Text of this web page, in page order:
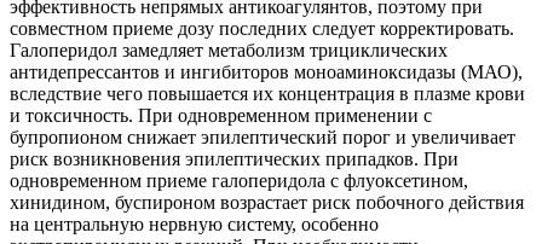
эффективность непрямых антикоагулянтов, поэтому при
совместном приеме дозу последних следует корректировать.
Галоперидол замедляет метаболизм трициклических
антидепрессантов и ингибиторов моноаминоксидазы (МАО),
вследствие чего повышается их концентрация в плазме крови
и токсичность. При одновременном применении с
бупропионом снижает эпилептический порог и увеличивает
риск возникновения эпилептических припадков. При
одновременном приеме галоперидола с флуоксетином,
хинидином, буспироном возрастает риск побочного действия
на центральную нервную систему, особенно